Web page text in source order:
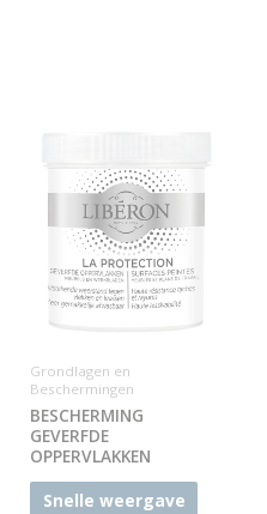
Grondlagen en
Beschermingen
BESCHERMING
GEVERFDE
OPPERVLAKKEN
Snelle weergave